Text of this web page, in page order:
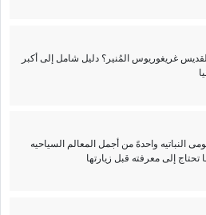
القدیس غریغوریوس المُنیر؟ دلیل شامل إلى أکبر
النباتیه واحدهً من أجمل المعالم السیاحیه
إلى معرفته قبل زیارتها